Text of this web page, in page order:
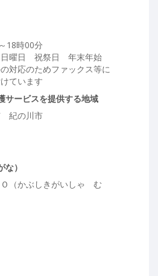
18時00分
曜日 祝祭日 年末年始
対応のためファックス等に
ています
サービスを提供する地域
紀の川市
）
（かぶしきがいしゃ む